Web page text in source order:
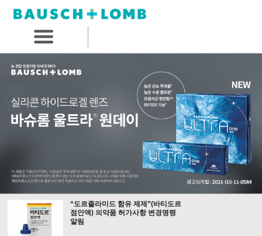
“도르졸라미드 함유 제제”(바티도르
점안액) 의약품 허가사항 변경명령
알림